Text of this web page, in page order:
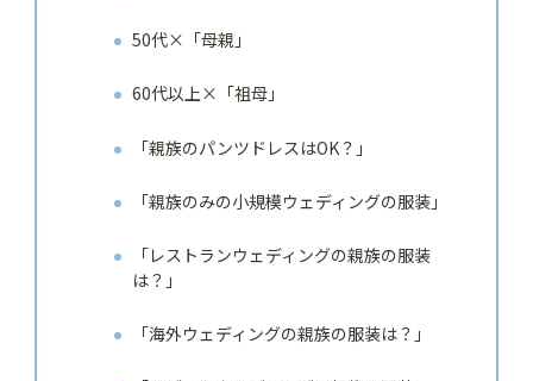
50代×「母親」
60代以上×「祖母」
「親族のパンツドレスはOK？」
「親族のみの小規模ウェディングの服装」
「レストランウェディングの親族の服装
は？」
「海外ウェディングの親族の服装は？」